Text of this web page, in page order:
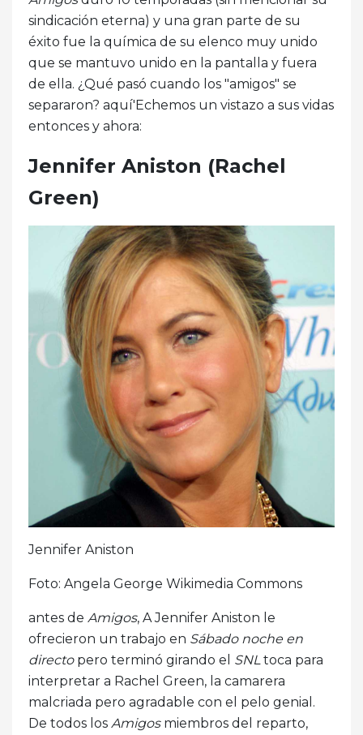
sindicación eterna) y una gran parte de su
éxito fue la química de su elenco muy unido
que se mantuvo unido en la pantalla y fuera
de ella. ¿Qué pasó cuando los "amigos" se
separaron? aquí'Echemos un vistazo a sus vidas
entonces y ahora:
Jennifer Aniston (Rachel
Green)
Jennifer Aniston
Foto: Angela George Wikimedia Commons
antes de Amigos, A Jennifer Aniston le
ofrecieron un trabajo en Sábado noche en
directo pero terminó girando el SNLtoca para
interpretar a Rachel Green, la camarera
malcriada pero agradable con el pelo genial.
De todos los Amigos miembros del reparto,